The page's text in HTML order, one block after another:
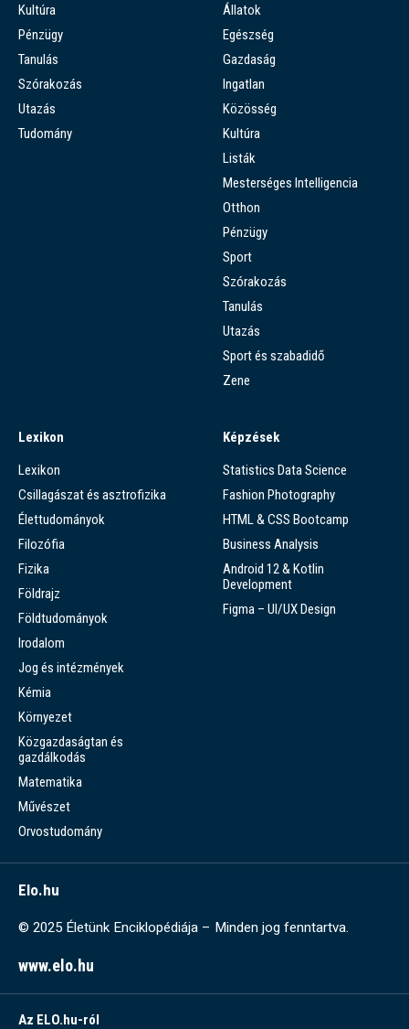
Kultúra
Pénzügy
Tanulás
Szórakozás
Utazás
Tudomány
Állatok
Egészség
Gazdaság
Ingatlan
Közösség
Kultúra
Listák
Mesterséges Intelligencia
Otthon
Pénzügy
Sport
Szórakozás
Tanulás
Utazás
Sport és szabadidő
Zene
Lexikon
Lexikon
Csillagászat és asztrofizika
Élettudományok
Filozófia
Fizika
Földrajz
Földtudományok
Irodalom
Jog és intézmények
Kémia
Környezet
Közgazdaságtan és
gazdálkodás
Matematika
Művészet
Orvostudomány
Képzések
Statistics Data Science
Fashion Photography
HTML & CSS Bootcamp
Business Analysis
Android 12 & Kotlin
Development
Figma – UI/UX Design
Elo.hu
© 2025 Életünk Enciklopédiája – Minden jog fenntartva.
www.elo.hu
Az ELO.hu-ról